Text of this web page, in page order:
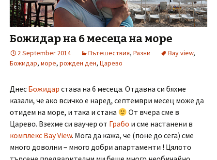
Божидар на 6 месеца на море
2 September 2014 Пътешествия, Разни Bay view,
Божидар, море, рожден ден, Царево
Днес Божидар става на 6 месеца. Отдавна си бяхме
казали, че ако всичко е наред, септември месец може да
отидем на море, и така и стана
От вчера сме в
Царево. Взехме си ваучер от Грабо и сме настанени в
комплекс Bay View. Мога да кажа, че (поне до сега) сме
много доволни – много добри апартаменти ! Цялото